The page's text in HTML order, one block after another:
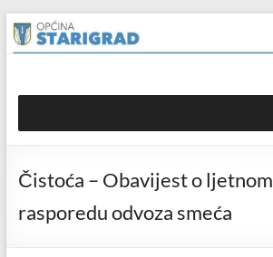
content
Skip
to
content
Općina
Starigrad
mrežna
Čistoća – Obavijest o ljetnom
rasporedu odvoza smeća